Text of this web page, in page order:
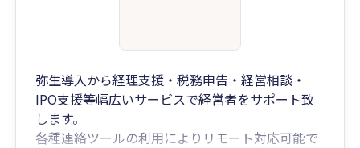
弥生導入から経理支援・税務申告・経営相談・
IPO支援等幅広いサービスで経営者をサポート致
します。
各種連絡ツールの利用によりリモート対応可能で